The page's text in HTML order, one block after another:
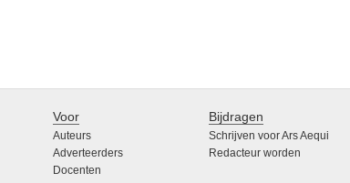
Voor
Auteurs
Adverteerders
Docenten
Bijdragen
Schrijven voor Ars Aequi
Redacteur worden